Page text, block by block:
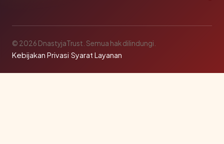
© 2026 DnastyjaTrust. Semua hak dilindungi.
Kebijakan Privasi·Syarat Layanan